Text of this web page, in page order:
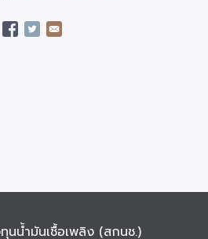
นน้ำมันเชื้อเพลิง (สกนช.)